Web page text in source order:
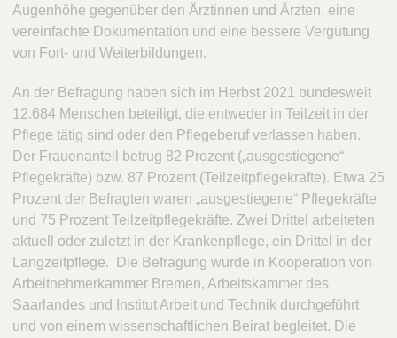
Augenhöhe gegenüber den Ärztinnen und Ärzten, eine
vereinfachte Dokumentation und eine bessere Vergütung
von Fort- und Weiterbildungen.
An der Befragung haben sich im Herbst 2021 bundesweit
12.684 Menschen beteiligt, die entweder in Teilzeit in der
Pflege tätig sind oder den Pflegeberuf verlassen haben.
Der Frauenanteil betrug 82 Prozent („ausgestiegene“
Pflegekräfte) bzw. 87 Prozent (Teilzeitpflegekräfte). Etwa 25
Prozent der Befragten waren „ausgestiegene“ Pflegekräfte
und 75 Prozent Teilzeitpflegekräfte. Zwei Drittel arbeiteten
aktuell oder zuletzt in der Krankenpflege, ein Drittel in der
Langzeitpflege. Die Befragung wurde in Kooperation von
Arbeitnehmerkammer Bremen, Arbeitskammer des
Saarlandes und Institut Arbeit und Technik durchgeführt
und von einem wissenschaftlichen Beirat begleitet. Die